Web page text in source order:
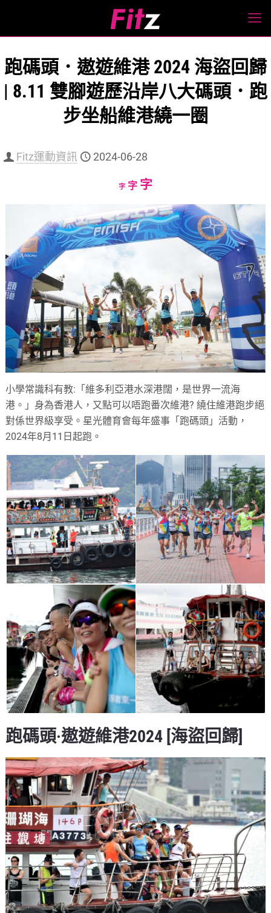
跑碼頭．遨遊維港 2024 海盜回歸
| 8.11 雙腳遊歷沿岸八大碼頭．跑
步坐船維港繞一圈
Fitz運動資訊 2024-06-28
字Decrease
size.
字Reset
size.
字Increase
size.
小學常識科有教:「維多利亞港水深港闊，是世界一流海
港。」身為香港人，又點可以唔跑番次維港? 繞住維港跑步絕
對係世界級享受。星光體育會每年盛事「跑碼頭」活動，
2024年8月11日起跑。
跑碼頭·遨遊維港2024 [海盜回歸]